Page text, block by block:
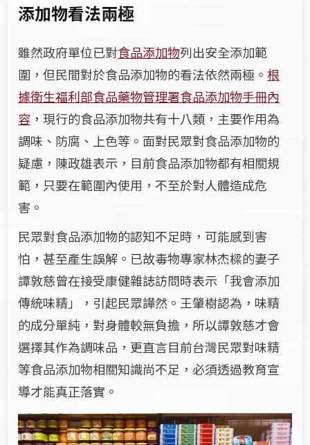
添加物看法兩極
雖然政府單位已對食品添加物列出安全添加範
圍，但民間對於食品添加物的看法依然兩極。根
據衛生福利部食品藥物管理署食品添加物手冊內
容 ，現行的食品添加物共有十八類，主要作用為
調味、防腐、上色等。面對民眾對食品添加物的
疑慮，陳政雄表示，目前食品添加物都有相關規
範，只要在範圍內使用，不至於對人體造成危
害。
民眾對食品添加物的認知不足時，可能感到害
怕，甚至產生誤解。已故毒物專家林杰樑的妻子
譚敦慈曾在接受康健雜誌訪問時表示「我會添加
傳統味精」，引起民眾譁然。王肇樹認為，味精
的成分單純，對身體較無負擔，所以譚敦慈才會
選擇其作為調味品，更直言目前台灣民眾對味精
等食品添加物相關知識尚不足，必須透過教育宣
導才能真正落實。